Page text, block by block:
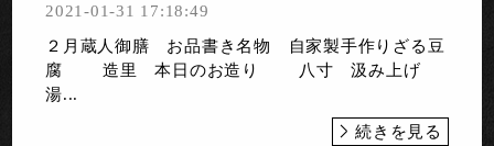
2021-01-31 17:18:49
２月蔵人御膳 お品書き名物 自家製手作りざる豆
腐 造里 本日のお造り 八寸 汲み上げ
湯...
続きを見る